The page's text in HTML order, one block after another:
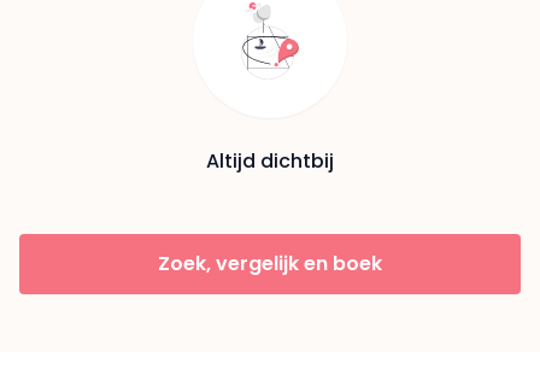
Altijd dichtbij
Zoek, vergelijk en boek